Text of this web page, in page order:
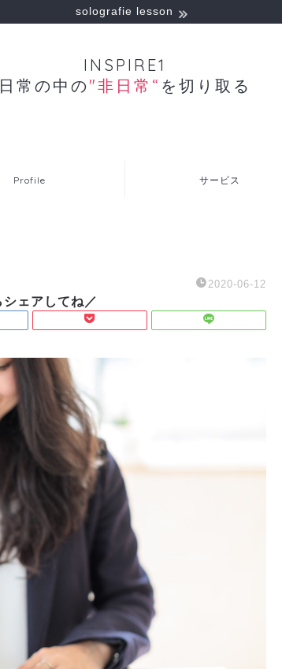
solografie lesson
INSPIRE1
日常の中の "非日常“ を切り取る
Profile サービス
2020-06-12